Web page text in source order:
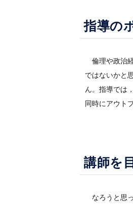
指導の
倫理や政治
ではないかと
ん。指導では
同時にアウト
講師を
なろうと思